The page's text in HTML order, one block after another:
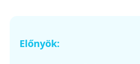
Előnyök: